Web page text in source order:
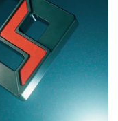
テスラ Mサイズ100